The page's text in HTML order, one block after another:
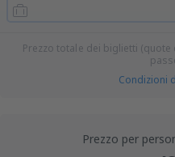
Prezzo totale dei biglietti (quote
Condizioni
Prezzo per